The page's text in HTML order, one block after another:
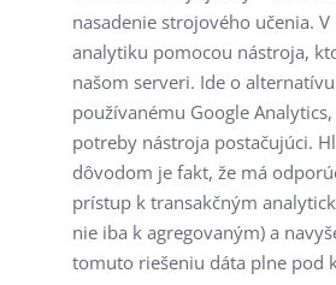
nasadenie strojového učenia.
analytiku pomocou nástroja,
našom serveri. Ide o
používanému Google
potreby nástroja postačujúci.
dôvodom je fakt, že má
prístup k transakčným
nie iba k agregovaným) a
tomuto riešeniu dáta plne pod